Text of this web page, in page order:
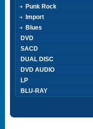
Punk Rock
Import
Blues
DVD
SACD
DUAL DISC
DVD AUDIO
LP
BLU-RAY